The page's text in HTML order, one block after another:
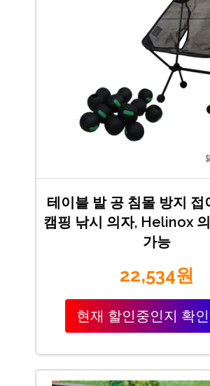
테이블 발 공 침몰 방지 접
캠핑 낚시 의자, Helinox
가능
22,534원
현재 할인중인지 확